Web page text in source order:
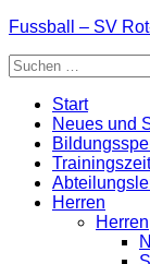
Zum
springen
Fussball – SV
Suche
nach:
Start
Neues und
Herren
Herren